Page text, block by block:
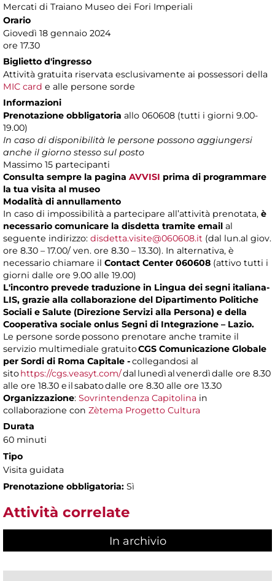
Mercati di Traiano Museo dei Fori Imperiali
Orario
Giovedì 18 gennaio 2024
ore 17.30
Biglietto d'ingresso
Attività gratuita riservata esclusivamente ai possessori della
MIC card e alle persone sorde
Informazioni
Prenotazione obbligatoria allo 060608 (tutti i giorni 9.00-
19.00)
In caso di disponibilità le persone possono aggiungersi
anche il giorno stesso sul posto
Massimo 15 partecipanti
Consulta sempre la pagina AVVISI prima di programmare
la tua visita al museo
Modalità di annullamento
In caso di impossibilità a partecipare all’attività prenotata, è
necessario comunicare la disdetta tramite email al
seguente indirizzo: disdetta.visite@060608.it (dal lun.al giov.
ore 8.30 – 17.00/ ven. ore 8.30 – 13.30). In alternativa, è
necessario chiamare il Contact Center 060608 (attivo tutti i
giorni dalle ore 9.00 alle 19.00)
L'incontro prevede traduzione in Lingua dei segni italiana-
LIS, grazie alla collaborazione del Dipartimento Politiche
Sociali e Salute (Direzione Servizi alla Persona) e della
Cooperativa sociale onlus Segni di Integrazione – Lazio.
Le persone sorde possono prenotare anche tramite il
servizio multimediale gratuitoCGS Comunicazione Globale
per Sordi di Roma Capitale -collegandosi al
sitohttps://cgs.veasyt.com/dal lunedì al venerdì dalle ore 8.30
alle ore 18.30 e il sabato dalle ore 8.30 alle ore 13.30
Organizzazione: Sovrintendenza Capitolina in
collaborazione con Zètema Progetto Cultura
Durata
60 minuti
Tipo
Visita guidata
Prenotazione obbligatoria: Sì
Attività correlate
In archivio